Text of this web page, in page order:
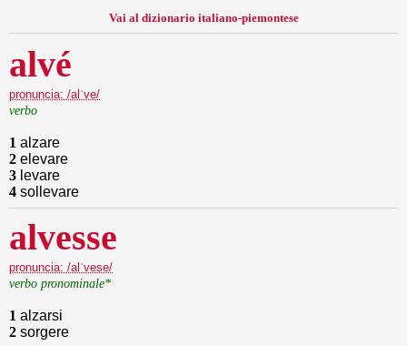
Vai al dizionario italiano-piemontese
alvé
pronuncia: /alˈve/
verbo
1 alzare
2 elevare
3 levare
4 sollevare
alvesse
pronuncia: /alˈvese/
verbo pronominale*
1 alzarsi
2 sorgere